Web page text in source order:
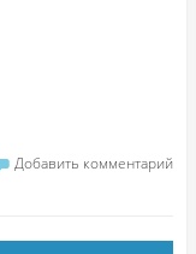
Добавить комментарий